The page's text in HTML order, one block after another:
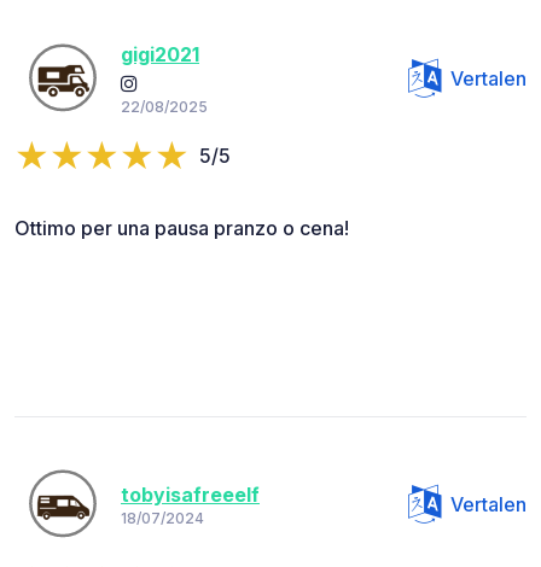
gigi2021
22/08/2025
Vertalen
5/5
Ottimo per una pausa pranzo o cena!
tobyisafreeelf
18/07/2024
Vertalen